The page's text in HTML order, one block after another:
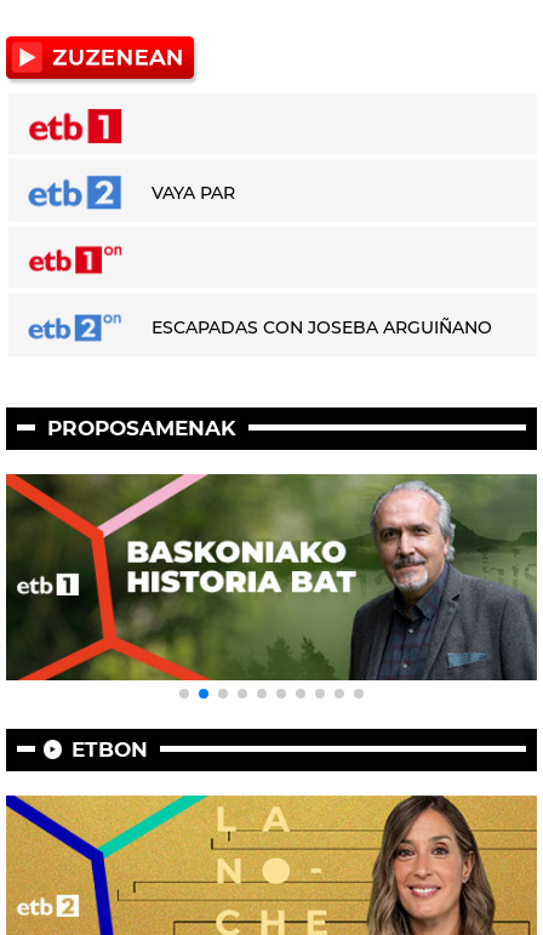
VAYA PAR
ESCAPADAS CON JOSEBA ARGUIÑANO
PROPOSAMENAK
ETBON